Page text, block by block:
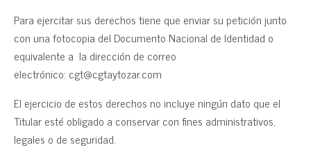
Para ejercitar sus derechos tiene que enviar su petición junto
con una fotocopia del Documento Nacional de Identidad o
equivalente a la dirección de correo
electrónico: cgt@cgtaytozar.com
El ejercicio de estos derechos no incluye ningún dato que el
Titular esté obligado a conservar con fines administrativos,
legales o de seguridad.